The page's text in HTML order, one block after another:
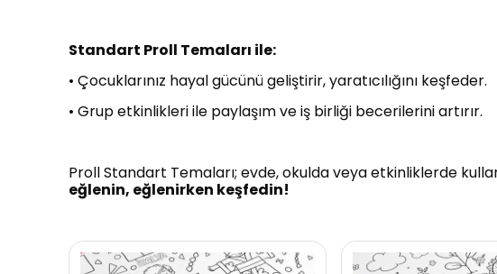
Standart Proll Temaları ile:
• Çocuklarınız hayal gücünü geliştirir, yaratıcılığını keşfeder.
• Grup etkinlikleri ile paylaşım ve iş birliği becerilerini artırır.
Proll Standart Temaları; evde, okulda veya etkinliklerde
eğlenin, eğlenirken keşfedin!